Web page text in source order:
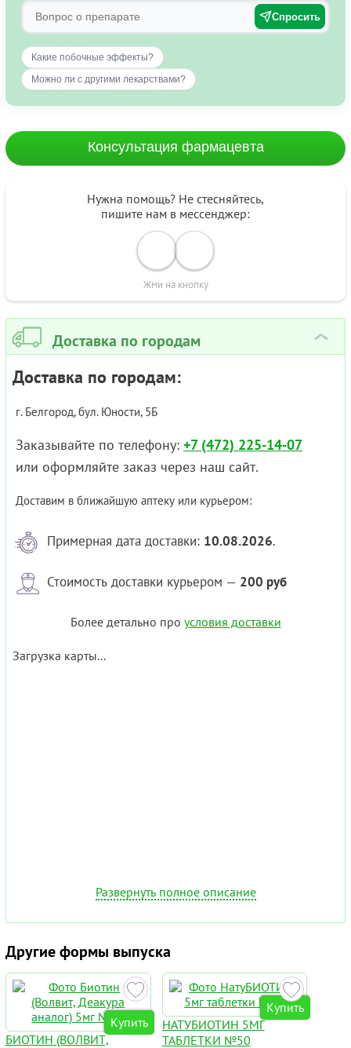
Спросить
Какие побочные эффекты?
Можно ли с другими лекарствами?
Консультация фармацевта
Нужна помощь? Не стесняйтесь,
пишите нам в мессенджер:
Жми на кнопку
Доставка по городам ›
Доставка по городам:
г. Белгород, бул. Юности, 5Б
Заказывайте по телефону: +7 (472) 225-14-07
или оформляйте заказ через наш сайт.
Доставим в ближайшую аптеку или курьером:
Примерная дата доставки: 10.08.2026.
Стоимость доставки курьером — 200 руб
Более детально про условия доставки
Загрузка карты...
Развернуть полное описание
Другие формы выпуска
Купить
БИОТИН (ВОЛВИТ,
Купить
НАТУБИОТИН 5МГ
ТАБЛЕТКИ №50